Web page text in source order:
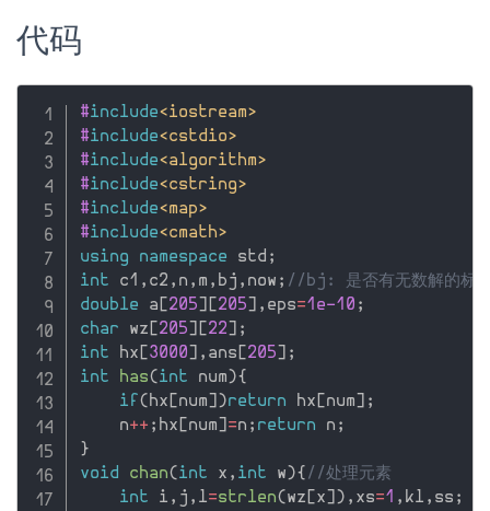
代码
#include<iostream>
#include<cstdio>
#include<algorithm>
#include<cstring>
#include<map>
#include<cmath>
using
namespace std ;
int c1 , c2 , n , m , bj , now ; //bj: 是否有无数解的标
double a [205] [205] , eps=1e-10 ;
char wz [205] [22] ;
int hx [3000] , ans [205] ;
int
has(int num){
if (hx [num] )return hx [num] ;
    n
++ ; hx [num] =n ; return n ;
}
void
chan(int x , int w){ //处理元素
int i , j , l=strlen(wz [x] ) , xs=1 , kl , ss ;